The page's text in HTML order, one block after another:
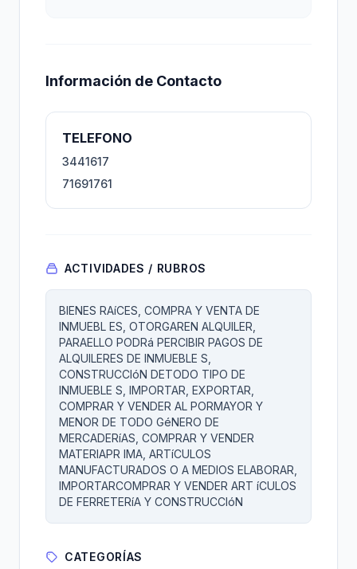
Información de Contacto
TELEFONO
3441617
71691761
ACTIVIDADES / RUBROS
BIENES RAíCES, COMPRA Y VENTA DE
INMUEBL ES, OTORGAREN ALQUILER,
PARAELLO PODRá PERCIBIR PAGOS DE
ALQUILERES DE INMUEBLE S,
CONSTRUCCIóN DETODO TIPO DE
INMUEBLE S, IMPORTAR, EXPORTAR,
COMPRAR Y VENDER AL PORMAYOR Y
MENOR DE TODO GéNERO DE
MERCADERíAS, COMPRAR Y VENDER
MATERIAPR IMA, ARTíCULOS
MANUFACTURADOS O A MEDIOS ELABORAR,
IMPORTARCOMPRAR Y VENDER ART íCULOS
DE FERRETERíA Y CONSTRUCCIóN
CATEGORÍAS